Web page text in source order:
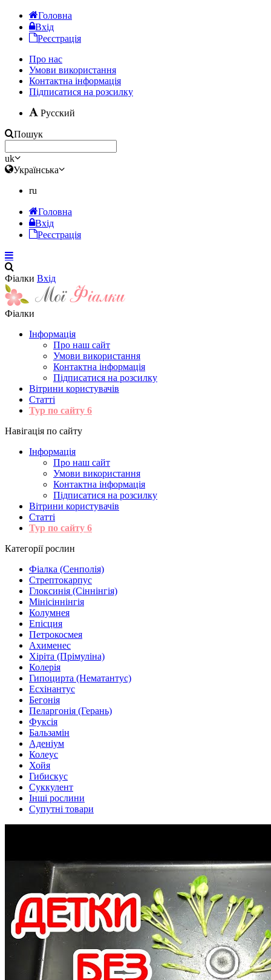
Головна
Вхід
Реєстрація
Про нас
Умови використання
Контактна інформація
Підписатися на розсилку
Русский
Пошук
uk
Українська
ru
Головна
Вхід
Реєстрація
Фіалки Вхід
Фіалки
Інформація
Про наш сайт
Умови використання
Контактна інформація
Підписатися на розсилку
Вітрини користувачів
Статті
Тур по сайту 6
Навігація по сайту
Інформація
Про наш сайт
Умови використання
Контактна інформація
Підписатися на розсилку
Вітрини користувачів
Статті
Тур по сайту 6
Категорії рослин
Фіалка (Сенполія)
Стрептокарпус
Глоксинія (Сіннінгія)
Мінісіннінгія
Колумнея
Епісция
Петрокосмея
Ахименес
Хіріта (Прімуліна)
Колерія
Гипоцирта (Нематантус)
Есхінантус
Бегонія
Пеларгонія (Герань)
Фуксія
Бальзамін
Аденіум
Колеус
Хойя
Гибискус
Суккулент
Інші рослини
Супутні товари